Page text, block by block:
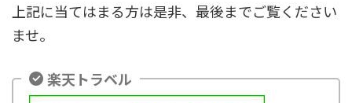
上記に当てはまる方は是非、最後までご覧ください
ませ。
楽天トラベル